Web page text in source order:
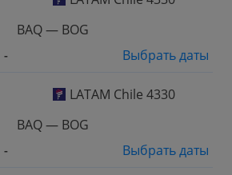
BAQ — BOG
-
Выбрать даты
LATAM Chile 4330
BAQ — BOG
-
Выбрать даты